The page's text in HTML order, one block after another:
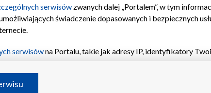
serwisów zwanych dalej „Portalem”, w tym
świadczenie dopasowanych i bezpiecznych
serwisówna Portalu, takie jak adresy IP, identyfikatory
na urządzeniu lub dostęp do nich, wyboru
treści, wyboru spersonalizowanych treści,